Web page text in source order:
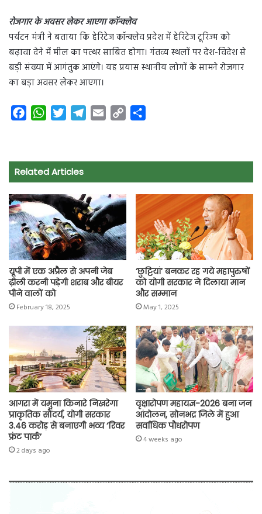
रोजगार के अवसर लेकर आएगा कॉन्क्लेव
पर्यटन मंत्री ने बताया कि हेरिटेज कॉन्क्लेव प्रदेश में हेरिटेज टूरिज्म को
बढ़ावा देने में मील का पत्थर साबित होगा। गंतव्य स्थलों पर देश-विदेश से
बड़ी संख्या में आगंतुक आएंगे। यह प्रयास स्थानीय लोगों के सामने रोजगार
का बड़ा अवसर लेकर आएगा।
e
b
o
k
W
t
s
p
p
t
t
e
a
m
i
y
n
k
r
Related Articles
यूपी में एक अप्रैल से अपनी जेब
ढ़ीली करनी पड़ेगी शराब और बीयर
पीने वालों को
February 18, 2025
‘छुट्टियां’ बनकर रह गये महापुरुषों
को योगी सरकार ने दिलाया मान
और सम्मान
May 1, 2025
आगरा में यमुना किनारे निखरेगा
प्राकृतिक सौंदर्य, योगी सरकार
3.46 करोड़ से बनाएगी भव्य ‘रिवर
फ्रंट पार्क’
2 days ago
वृक्षारोपण महायज्ञ-2026 बना जन
आंदोलन, सोनभद्र जिले में हुआ
सर्वाधिक पौधरोपण
4 weeks ago